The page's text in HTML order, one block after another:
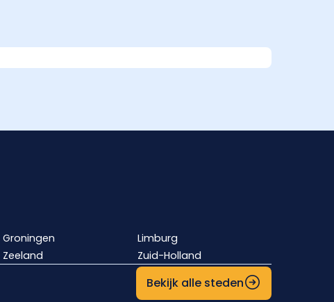
Groningen
Limburg
Zeeland Zuid-Holland
Bekijk alle steden